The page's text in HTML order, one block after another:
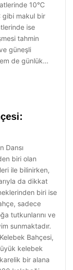
10°C
gibi makul bir
ise
tahmin
güneşli
de günlük…
Dansı
biri olan
ile bilinirken,
da dikkat
biri ise
sadece
tutkunlarını ve
sunmaktadır.
Bahçesi,
kelebek
bir alana